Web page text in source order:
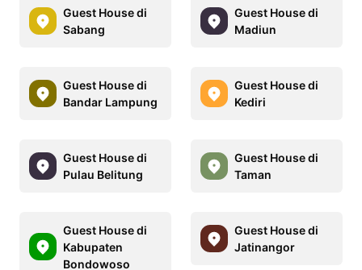
Guest House di
Sabang
Guest House di
Madiun
Guest House di
Bandar Lampung
Guest House di
Kediri
Guest House di
Pulau Belitung
Guest House di
Taman
Guest House di
Kabupaten
Bondowoso
Guest House di
Jatinangor